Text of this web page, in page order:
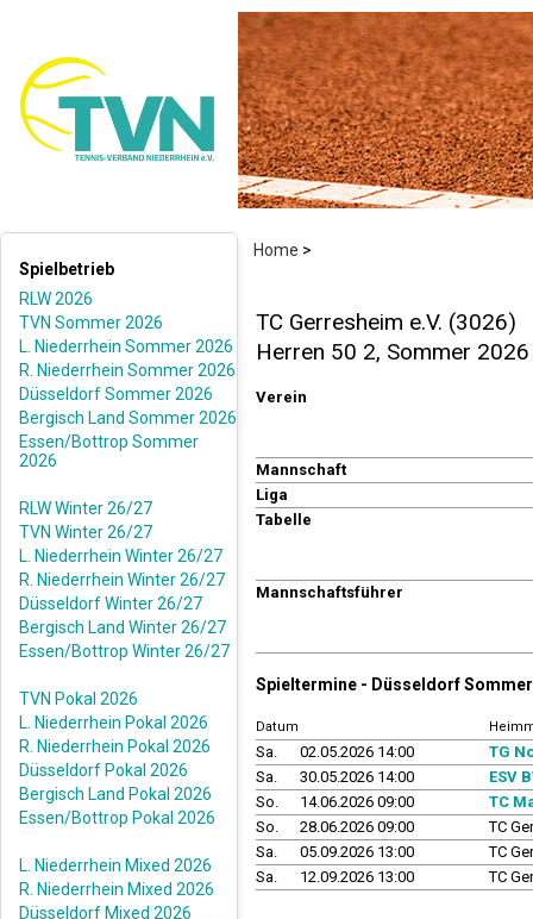
Home >
Spielbetrieb
RLW 2026
TVN Sommer 2026
L. Niederrhein Sommer 2026
R. Niederrhein Sommer 2026
Düsseldorf Sommer 2026
Bergisch Land Sommer 2026
Essen/Bottrop Sommer
2026
RLW Winter 26/27
TVN Winter 26/27
L. Niederrhein Winter 26/27
R. Niederrhein Winter 26/27
Düsseldorf Winter 26/27
Bergisch Land Winter 26/27
Essen/Bottrop Winter 26/27
TVN Pokal 2026
L. Niederrhein Pokal 2026
R. Niederrhein Pokal 2026
Düsseldorf Pokal 2026
Bergisch Land Pokal 2026
Essen/Bottrop Pokal 2026
L. Niederrhein Mixed 2026
R. Niederrhein Mixed 2026
Düsseldorf Mixed 2026
TC Gerresheim e.V. (3026)
Herren 50 2, Sommer 2026
Verein
Mannschaft
Liga
Tabelle
Mannschaftsführer
Spieltermine - Düsseldorf
Datum
Sa. 02.05.2026 14:00
TG
Sa.
30.05.2026 14:00
ESV
So.
14.06.2026 09:00
TC
So.
28.06.2026 09:00
TC
Sa.
05.09.2026 13:00
TC
Sa.
12.09.2026 13:00 TC